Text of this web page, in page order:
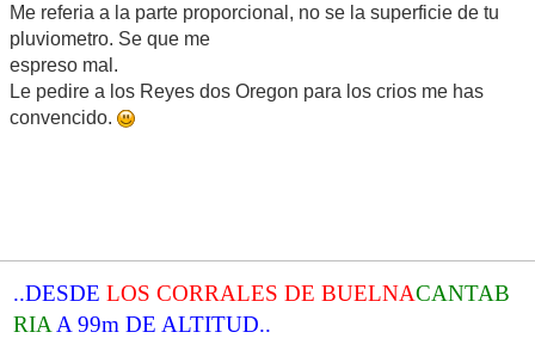
Me referia a la parte proporcional, no se la superficie de tu
pluviometro. Se que me
espreso mal.
Le pedire a los Reyes dos Oregon para los crios me has
convencido.
..DESDE LOS CORRALES DE BUELNACANTAB
RIA A 99m DE ALTITUD..